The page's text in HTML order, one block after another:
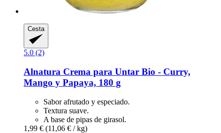
Cesta
5.0 (2)
Alnatura Crema para Untar Bio -​ Curry,
Mango y Papaya, 180 g
Sabor afrutado y especiado.
Textura suave.
A base de pipas de girasol.
1,99 € (11,06 € / kg)